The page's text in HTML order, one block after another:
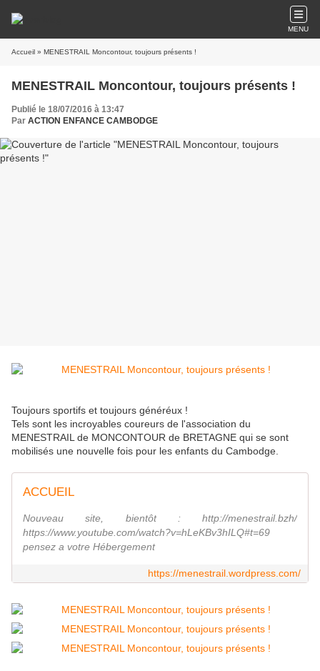
MENU
Accueil » MENESTRAIL Moncontour, toujours présents !
MENESTRAIL Moncontour, toujours présents !
Publié le 18/07/2016 à 13:47
Par ACTION ENFANCE CAMBODGE
Toujours sportifs et toujours généréux !
Tels sont les incroyables coureurs de l'association du
MENESTRAIL de MONCONTOUR de BRETAGNE qui se sont
mobilisés une nouvelle fois pour les enfants du Cambodge.
ACCUEIL
Nouveau site, bientôt : http://menestrail.bzh/
https://www.youtube.com/watch?v=hLeKBv3hILQ#t=69
pensez a votre Hébergement
https://menestrail.wordpress.com/